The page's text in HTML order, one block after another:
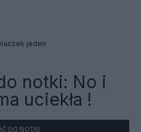
jeden
notki: No i
uciekła !
DO NOTKI